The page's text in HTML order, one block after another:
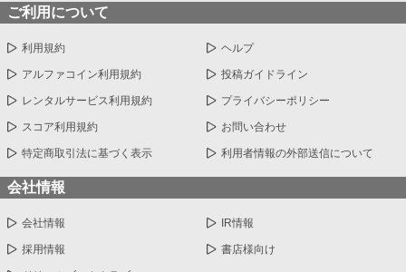
ご利用について
利用規約 ヘルプ
アルファコイン利用規約 投稿ガイドライン
レンタルサービス利用規約 プライバシーポリシー
スコア利用規約 お問い合わせ
特定商取引法に基づく表示 利用者情報の外部送信について
会社情報
会社情報 IR情報
採用情報 書店様向け